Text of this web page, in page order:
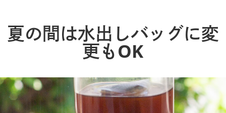
夏の間は水出しバッグに変
更もOK